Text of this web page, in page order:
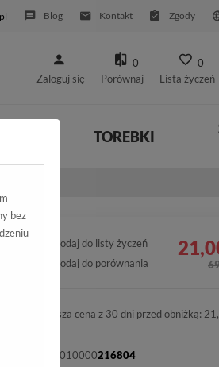
Blog Kontakt Zgody
Zaloguj się
0
Porównaj
0
Lista życzeń
TOREBKI
Dodaj do listy życzeń
Dodaj do porównania
Najniższa cena z 30 dni przed obniżką:
2010000216804
bez